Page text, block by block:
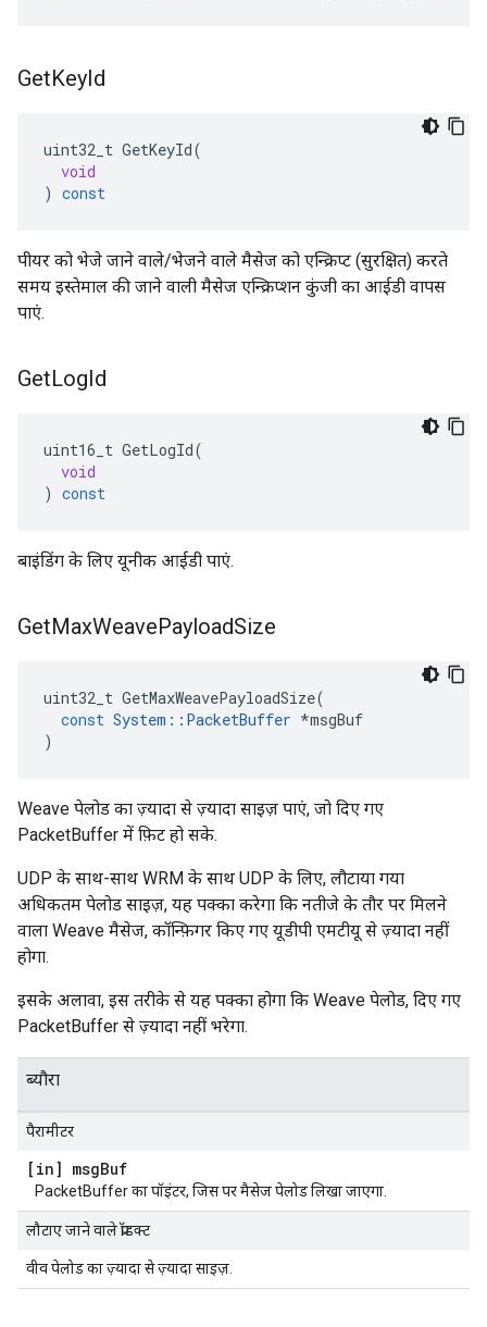
GetKeyId
uint32_t GetKeyId(
void
) const
पीयर को भेजे जाने वाले/भेजने वाले मैसेज को एन्क्रिप्ट (सुरक्षित) करते
समय इस्तेमाल की जाने वाली मैसेज एन्क्रिप्शन कुंजी का आईडी वापस
पाएं.
GetLogId
uint16_t GetLogId(
void
) const
बाइंडिंग के लिए यूनीक आईडी पाएं.
GetMaxWeavePayloadSize
uint32_t GetMaxWeavePayloadSize(
const System :: PacketBuffer *msgBuf
)
Weave पेलोड का ज़्यादा से ज़्यादा साइज़ पाएं, जो दिए गए
PacketBuffer में फ़िट हो सके.
UDP के साथ-साथ WRM के साथ UDP के लिए, लौटाया गया
अधिकतम पेलोड साइज़, यह पक्का करेगा कि नतीजे के तौर पर मिलने
वाला Weave मैसेज, कॉन्फ़िगर किए गए यूडीपी एमटीयू से ज़्यादा नहीं
होगा.
इसके अलावा, इस तरीके से यह पक्का होगा कि Weave पेलोड, दिए गए
PacketBuffer से ज़्यादा नहीं भरेगा.
ब्यौरा
पैरामीटर
[in] msgBuf
PacketBuffer का पॉइंटर, जिस पर मैसेज पेलोड लिखा जाएगा.
लौटाए जाने वाले प्रॉडक्ट
वीव पेलोड का ज़्यादा से ज़्यादा साइज़.